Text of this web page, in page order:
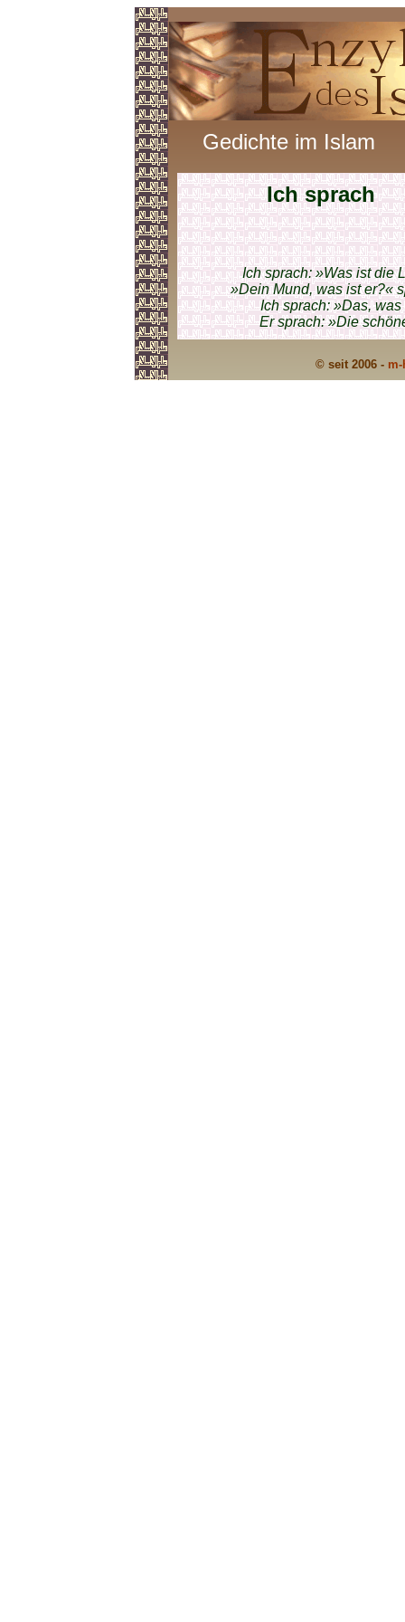
Gedichte im Islam
Ich sprach
Ich sprach: »Was ist die
»Dein Mund, was ist er?«
Ich sprach: »Das,
Er sprach: »Die
© seit 2006 -